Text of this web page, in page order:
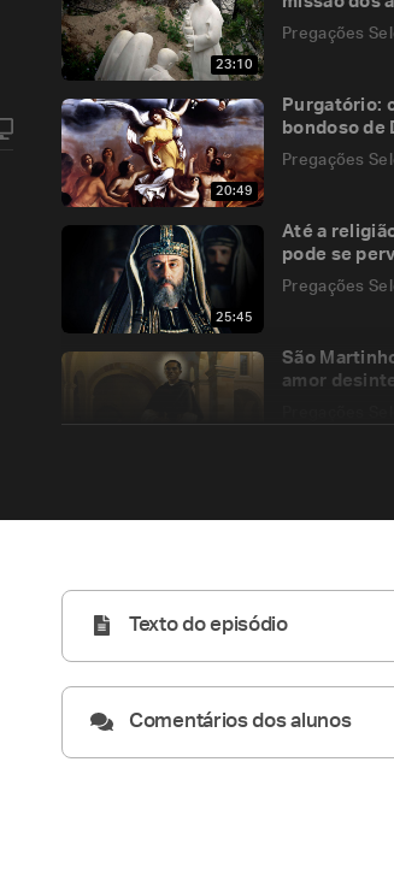
23:10
Pregações
20:49
Purgatório:
bondoso de
Pregações
25:45
Até a
pode se
Pregações
São
amor
Texto do episódio
Comentários dos alunos